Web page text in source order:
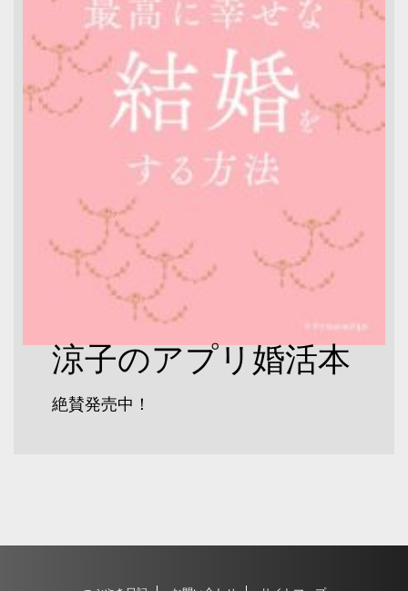
涼子のアプリ婚活本
絶賛発売中！